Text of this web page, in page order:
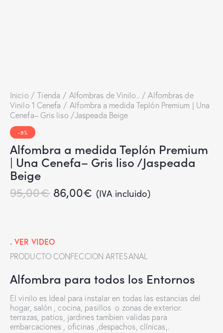
Inicio Tienda Alfombras de Vinilo..
Alfombras de
Vinilo 1 Cenefa
Alfombra a medida Teplón Premium | Una
Cenefa– Gris liso /Jaspeada Beige
-9%
Alfombra a medida Teplón Premium
| Una Cenefa– Gris liso /Jaspeada
Beige
95,00€ 86,00€ (IVA incluido)
.VER VIDEO
PRODUCTO CONFECCION ARTESANAL
Alfombra para todos los Entornos
El vinilo es Ideal para instalar en todas las estancias del
hogar, salón , cocina, pasillos o zonas de exterior.
terrazas, patios, jardines tambien validas para
embarcaciones , oficinas ,despachos, clínicas,.